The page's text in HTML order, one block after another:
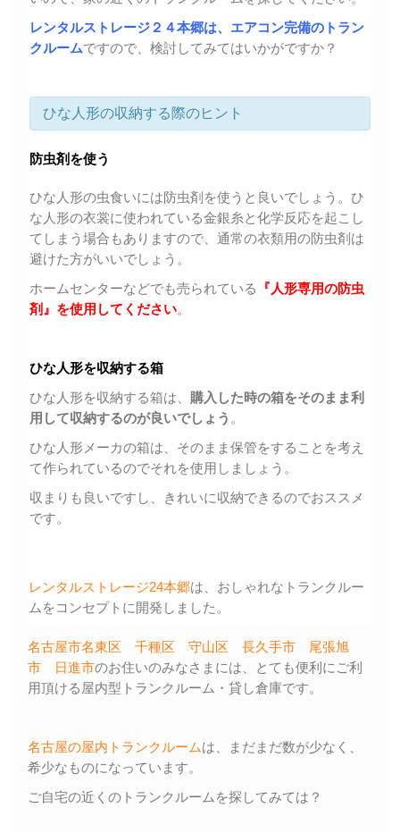
レンタルストレージ２４本郷は、エアコン完備のトラン
クルームですので、検討してみてはいかがですか？
ひな人形の収納する際のヒント
防虫剤を使う
ひな人形の虫食いには防虫剤を使うと良いでしょう。ひ
な人形の衣裳に使われている金銀糸と化学反応を起こし
てしまう場合もありますので、通常の衣類用の防虫剤は
避けた方がいいでしょう。
ホームセンターなどでも売られている
『人形専用の防虫
剤』を使用してください。
ひな人形を収納する箱
ひな人形を収納する箱は、
購入した時の箱をそのまま利
用して収納するのが良いでしょう 。
ひな人形メーカの箱は、そのまま保管をすることを考え
て作られているのでそれを使用しましょう。
収まりも良いですし、きれいに収納できるのでおススメ
です。
レンタルストレージ24本郷は、おしゃれなトランクルー
ムをコンセプトに開発しました。
名古屋市名東区 千種区 守山区 長久手市
尾張旭
市
日進市のお住いのみなさまには、とても便利にご利
用頂ける屋内型トランクルーム・貸し倉庫です。
名古屋の屋内トランクルームは、まだまだ数が少なく、
希少なものになっています。
ご自宅の近くのトランクルームを探してみては？